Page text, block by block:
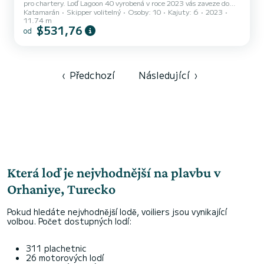
pro chartery. Loď Lagoon 40 vyrobená v roce 2023 vás zaveze do
nejkrásnějších kotvišť v . Loď má 6 plně vybavených kajut a
kapacitu 12 osob. S celkovou délkou 12 metrů bude vaším
nejlepším spojencem pro strávení výjimečné dovolené na vodě v okolí
Katamarán Skipper volitelný Osoby: 10 Kajuty: 6
2023
11.74 m
od $531,76
‹ Předchozí Následující ›
Která loď je nejvhodnější na plavbu v
Orhaniye, Turecko
Pokud hledáte nejvhodnější lodě, voiliers jsou vynikající
volbou. Počet dostupných lodí:
311 plachetnic
26 motorových lodí